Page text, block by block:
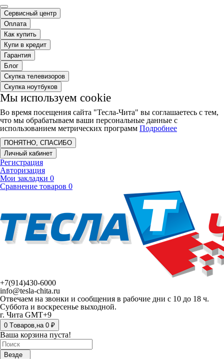
Сервисный центр
Оплата
Как купить
Купи в кредит
Гарантия
Блог
Скупка телевизоров
Скупка ноутбуков
Мы используем cookie
Во время посещения сайта "Тесла-Чита" вы соглашаетесь с тем,
что мы обрабатываем ваши персональные данные с
использованием метрических программ Подробнее
ПОНЯТНО, СПАСИБО
Личный кабинет
Регистрация
Авторизация
Мои закладки 0
Сравнение товаров 0
+7(914)430-6000
info@tesla-chita.ru
Отвечаем на звонки и сообщения в рабочие дни с 10 до 18 ч.
Суббота и воскресенье выходной.
г. Чита GMT+9
0 Tоваров,на 0 ₽
Ваша корзина пуста!
Везде